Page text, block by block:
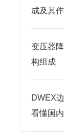
成及其
变压器
构组成
DWEX
看懂国